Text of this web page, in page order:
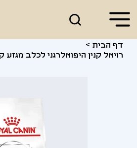
דף הבית >
רויאל קנין היפואלרגני לכלב מגזע קטן 3.5